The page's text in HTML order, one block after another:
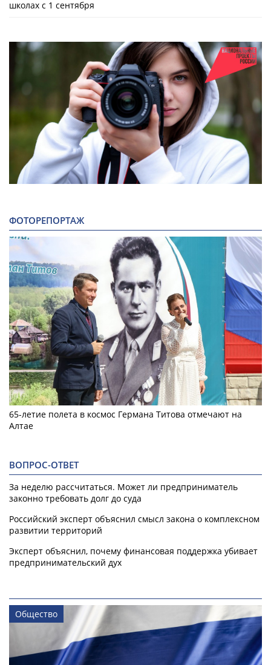
школах с 1 сентября
ФОТОРЕПОРТАЖ
65-летие полета в космос Германа Титова отмечают на
Алтае
ВОПРОС-ОТВЕТ
За неделю рассчитаться. Может ли предприниматель
законно требовать долг до суда
Российский эксперт объяснил смысл закона о комплексном
развитии территорий
Эксперт объяснил, почему финансовая поддержка убивает
предпринимательский дух
Общество